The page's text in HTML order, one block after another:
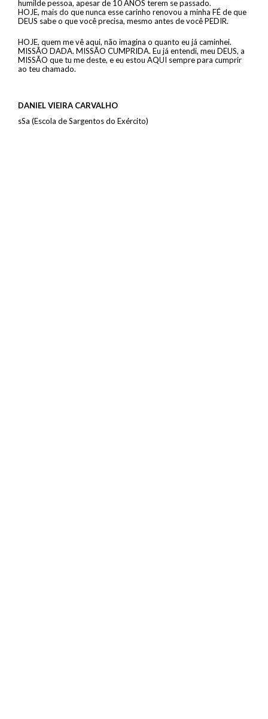
humilde pessoa, apesar de 10 ANOS terem se passado.
HOJE, mais do que nunca esse carinho renovou a minha FÉ de que
DEUS sabe o que você precisa, mesmo antes de você PEDIR.
HOJE, quem me vê aqui, não imagina o quanto eu já caminhei.
MISSÃO DADA. MISSÃO CUMPRIDA. Eu já entendi, meu DEUS, a
MISSÃO que tu me deste, e eu estou AQUI sempre para cumprir
ao teu chamado.
DANIEL VIEIRA CARVALHO
sSa (Escola de Sargentos do Exército)